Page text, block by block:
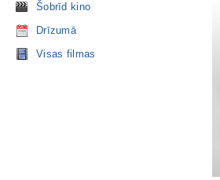
Šobrīd kino
Drīzumā
Visas filmas